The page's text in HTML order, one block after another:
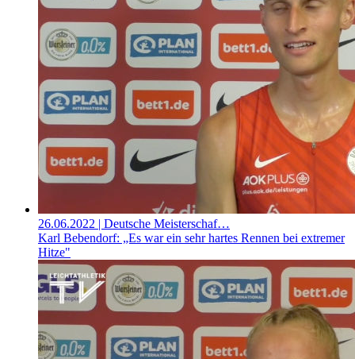
26.06.2022 | Deutsche Meisterschaf…
Karl Bebendorf: „Es war ein sehr hartes Rennen bei extremer
Hitze"